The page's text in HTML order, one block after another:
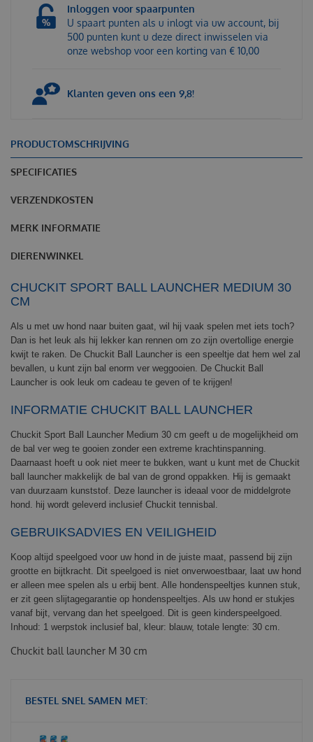
Inloggen voor spaarpunten
U spaart punten als u inlogt via uw account, bij
500 punten kunt u deze direct inwisselen via
onze webshop voor een korting van € 10,00
Klanten geven ons een 9,8!
PRODUCTOMSCHRIJVING
SPECIFICATIES
VERZENDKOSTEN
MERK INFORMATIE
DIERENWINKEL
CHUCKIT SPORT BALL LAUNCHER MEDIUM 30
CM
Als u met uw hond naar buiten gaat, wil hij vaak spelen met iets toch?
Dan is het leuk als hij lekker kan rennen om zo zijn overtollige energie
kwijt te raken. De Chuckit Ball Launcher is een speeltje dat hem wel zal
bevallen, u kunt zijn bal enorm ver weggooien. De Chuckit Ball
Launcher is ook leuk om cadeau te geven of te krijgen!
INFORMATIE CHUCKIT BALL LAUNCHER
Chuckit Sport Ball Launcher Medium 30 cm geeft u de mogelijkheid om
de bal ver weg te gooien zonder een extreme krachtinspanning.
Daarnaast hoeft u ook niet meer te bukken, want u kunt met de Chuckit
ball launcher makkelijk de bal van de grond oppakken. Hij is gemaakt
van duurzaam kunststof. Deze launcher is ideaal voor de middelgrote
hond. hij wordt geleverd inclusief Chuckit tennisbal.
GEBRUIKSADVIES EN VEILIGHEID
Koop altijd speelgoed voor uw hond in de juiste maat, passend bij zijn
grootte en bijtkracht. Dit speelgoed is niet onverwoestbaar, laat uw hond
er alleen mee spelen als u erbij bent. Alle hondenspeeltjes kunnen stuk,
er zit geen slijtagegarantie op hondenspeeltjes. Als uw hond er stukjes
vanaf bijt, vervang dan het speelgoed. Dit is geen kinderspeelgoed.
Inhoud: 1 werpstok inclusief bal, kleur: blauw, totale lengte: 30 cm.
Chuckit ball launcher M 30 cm
BESTEL SNEL SAMEN MET: